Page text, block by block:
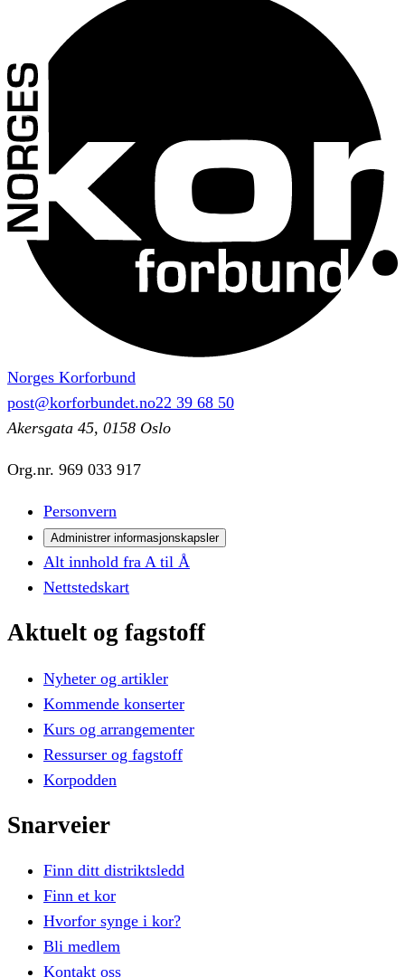
Norges Korforbund
post@korforbundet.no22 39 68 50
Akersgata 45, 0158 Oslo
Org.nr. 969 033 917
Personvern
Administrer informasjonskapsler
Alt innhold fra A til Å
Nettstedskart
Aktuelt og fagstoff
Nyheter og artikler
Kommende konserter
Kurs og arrangementer
Ressurser og fagstoff
Korpodden
Snarveier
Finn ditt distriktsledd
Finn et kor
Hvorfor synge i kor?
Bli medlem
Kontakt oss